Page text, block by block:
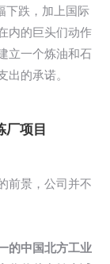
下跌，加上国际
内的巨头们动作
立一个炼油和石
的承诺。
项目
前景，公司并不
的中国北方工业